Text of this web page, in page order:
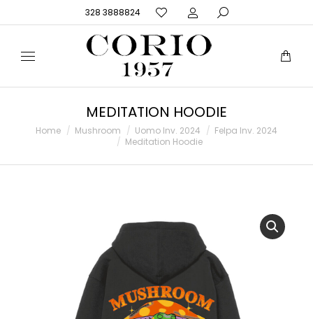
328 3888824
MEDITATION HOODIE
Tu sei qui:
Home Mushroom Uomo Inv. 2024
Felpa Inv. 2024
Meditation Hoodie